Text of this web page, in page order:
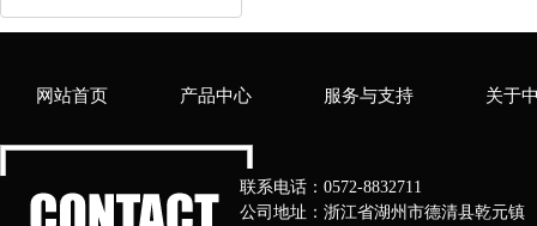
网站首页 产品中心 服务与支持 关于
联系电话：0572-8832711
公司地址：浙江省湖州市德清县乾元镇